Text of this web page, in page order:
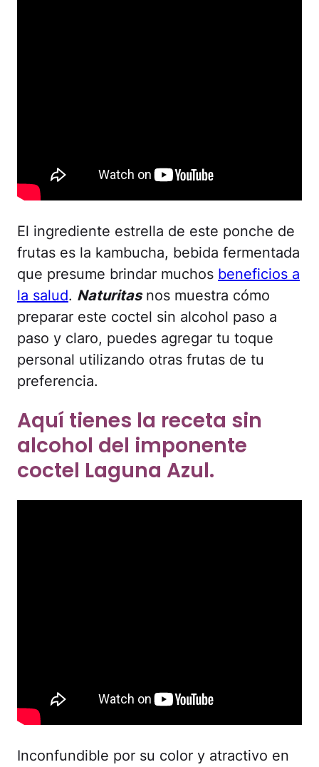
El ingrediente estrella de este ponche de
frutas es la kambucha, bebida fermentada
que presume brindar muchos beneficios a
la salud. Naturitasnos muestra cómo
preparar este coctel sin alcohol paso a
paso y claro, puedes agregar tu toque
personal utilizando otras frutas de tu
preferencia.
Aquí tienes la receta sin
alcohol del imponente
coctel Laguna Azul.
Inconfundible por su color y atractivo en